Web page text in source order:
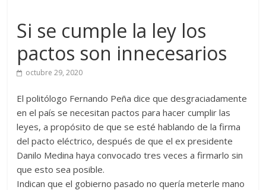
Si se cumple la ley los
pactos son innecesarios
octubre 29, 2020
El politólogo Fernando Peña dice que desgraciadamente
en el país se necesitan pactos para hacer cumplir las
leyes, a propósito de que se esté hablando de la firma
del pacto eléctrico, después de que el ex presidente
Danilo Medina haya convocado tres veces a firmarlo sin
que esto sea posible.
Indican que el gobierno pasado no quería meterle mano